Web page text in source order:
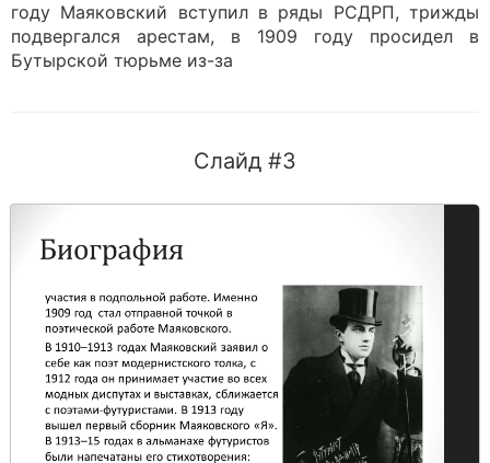
году Маяковский вступил в ряды РСДРП, трижды
подвергался арестам, в 1909 году просидел в
Бутырской тюрьме из-за
Слайд #3